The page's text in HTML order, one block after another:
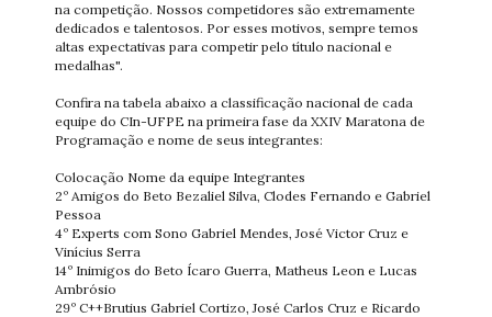
na competição. Nossos competidores são extremamente
dedicados e talentosos. Por esses motivos, sempre temos
altas expectativas para competir pelo título nacional e
medalhas".
Confira na tabela abaixo a classificação nacional de cada
equipe do CIn-UFPE na primeira fase da XXIV Maratona de
Programação e nome de seus integrantes:
Colocação Nome da equipe Integrantes
2º Amigos do Beto Bezaliel Silva, Clodes Fernando e Gabriel
Pessoa
4º Experts com Sono Gabriel Mendes, José Victor Cruz e
Vinícius Serra
14º Inimigos do Beto Ícaro Guerra, Matheus Leon e Lucas
Ambrósio
29º C++Brutius Gabriel Cortizo, José Carlos Cruz e Ricardo